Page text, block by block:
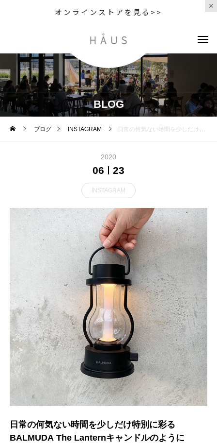
オンラインストアを見る>>
BLOG
ブログ INSTAGRAM 日常の何気ない時間を少しだけ特別に彩るBALMUDA The Lanternキャンドルのように
2020
06 23
INSTAGRAM
日常の何気ない時間を少しだけ特別に彩る
BALMUDA The Lanternキャンドルのように